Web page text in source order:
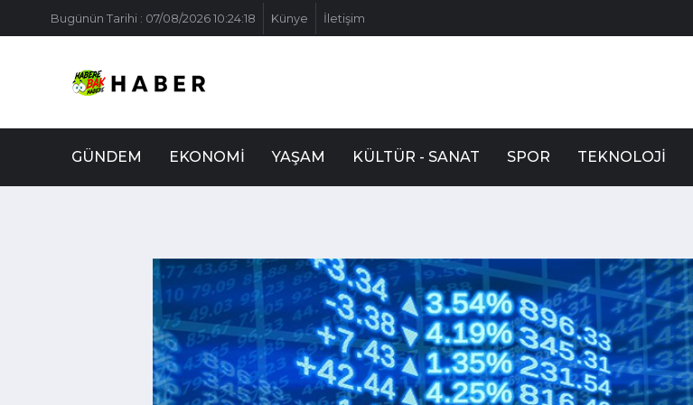
Bugünün Tarihi : 07/08/2026 10:24:18 Künye İletişim
GÜNDEM EKONOMI YAŞAM KÜLTÜR - SANAT SPOR TEKNOLOJI